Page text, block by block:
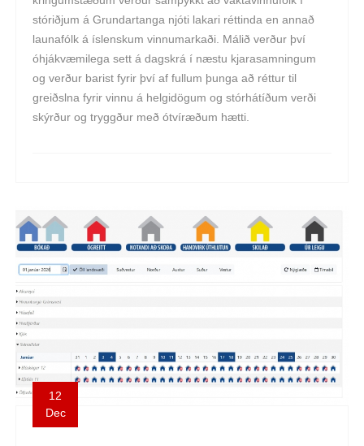
stóriðjum á Grundartanga njóti lakari réttinda en annað
launafólk á íslenskum vinnumarkaði. Málið verður því
óhjákvæmilega sett á dagskrá í næstu kjarasamningum
og verður barist fyrir því af fullum þunga að réttur til
greiðslna fyrir vinnu á helgidögum og stórhátíðum verði
skýrður og tryggður með ótvíræðum hætti.
12
Dec